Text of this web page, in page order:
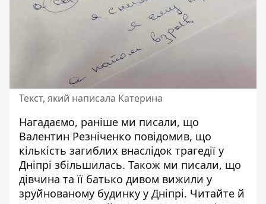
Текст, який написала Катерина
Нагадаємо, раніше ми писали, що
Валентин Резніченко повідомив, що
кількість загиблих внаслідок трагедії у
Дніпрі збільшилась. Також ми писали, що
дівчина та її батько дивом вижили у
зруйнованому будинку у Дніпрі. Читайте й